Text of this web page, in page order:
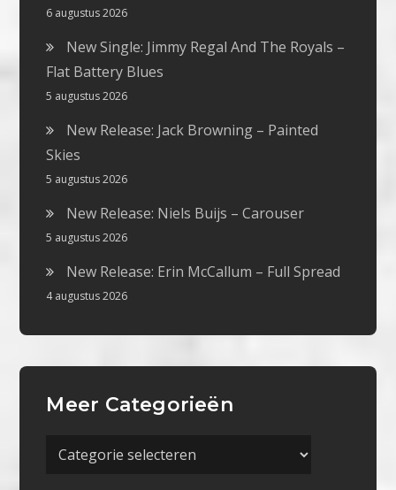
6 augustus 2026
New Single: Jimmy Regal And The Royals –
Flat Battery Blues
5 augustus 2026
New Release: Jack Browning – Painted
Skies
5 augustus 2026
New Release: Niels Buijs – Carouser
5 augustus 2026
New Release: Erin McCallum – Full Spread
4 augustus 2026
Meer Categorieën
Meer